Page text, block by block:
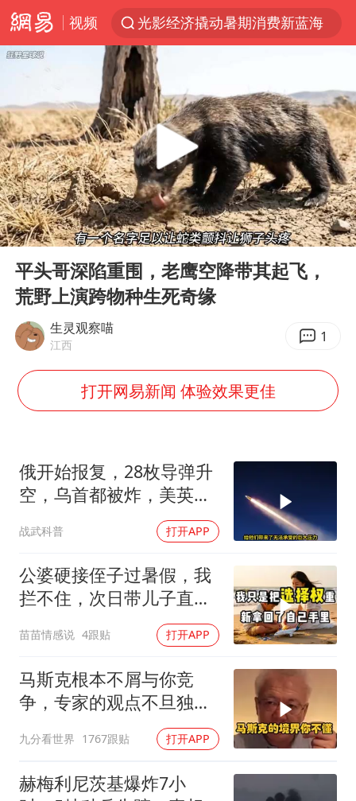
视频
光影经济撬动暑期消费新蓝海
浙江上海等地有大雨或暴雨
西湖突现狂风暴雨 游客瞬间被浇透
金饰克价一夜涨回1300元
新疆景区自驾服务费改为按车收费
“不怕六爷挂得多 就怕六爷挂一颗”
多家A股公司收到美国关税退款
直击东北超：哈尔滨vs通辽
白海豚将正面袭击贯穿浙江
酒店回应车内过夜被收150元
几元成本的AI广告导致千万市值蒸发
浙江台州《告全体市民书》
梁家辉百花奖演讲落泪
人民的健康、体质、幸福一脉相承
Play
00:00 04:13
平头哥深陷重围，老鹰空降带其起飞，
荒野上演跨物种生死奇缘
生灵观察喵
江西 1
打开网易新闻 体验效果更佳
俄开始报复，28枚导弹升
空，乌首都被炸，美英法
战武科普 打开APP
公婆硬接侄子过暑假，我
拦不住，次日带儿子直飞
苗苗情感说 4跟贴 打开APP
马斯克根本不屑与你竞
争，专家的观点不旦独到
九分看世界 1767跟贴 打开APP
赫梅利尼茨基爆炸7小